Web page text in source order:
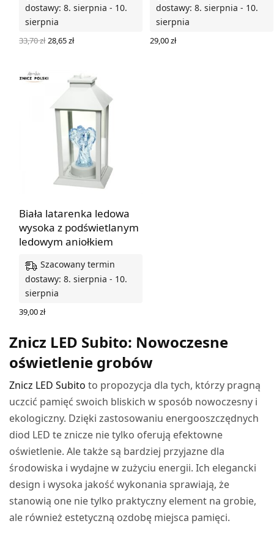
dostawy: 8. sierpnia - 10.
sierpnia
33,70zł Pierwotna
cena
28,65złAktualna
dostawy: 8. sierpnia - 10.
sierpnia
29,00zł
Biała latarenka ledowa
wysoka z podświetlanym
ledowym aniołkiem
Szacowany termin
dostawy: 8. sierpnia - 10.
sierpnia
39,00zł
Znicz LED Subito: Nowoczesne
oświetlenie grobów
Znicz LED Subito to propozycja dla tych, którzy pragną
uczcić pamięć swoich bliskich w sposób nowoczesny i
ekologiczny. Dzięki zastosowaniu energooszczędnych
diod LED te znicze nie tylko oferują efektowne
oświetlenie. Ale także są bardziej przyjazne dla
środowiska i wydajne w zużyciu energii. Ich elegancki
design i wysoka jakość wykonania sprawiają, że
stanowią one nie tylko praktyczny element na grobie,
ale również estetyczną ozdobę miejsca pamięci.